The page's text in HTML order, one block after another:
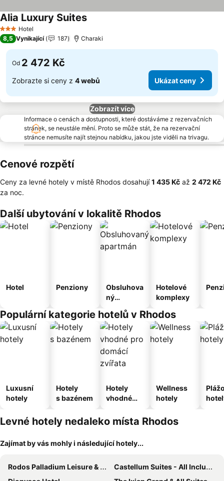
3 Počet hvězdiček
Hotel
Alia Luxury SuitesUkázat ceny
8,5 Vynikající 187 Charaki
Od 2 472 Kč
Zobrazte si ceny z 4 webů Ukázat ceny
Zobrazít více
Informace o cenách a dostupnosti, které dostáváme z rezervačních
stránek, se neustále mění. Proto se může stát, že na rezervační
stránce nemusíte najít stejnou nabídku, jakou jste viděli na trivagu.
Cenové rozpětí
Ceny za levné hotely v místě Rhodos dosahují‎1 435 Kč až ‎2 472 Kč
za noc.
Další ubytování v lokalitě Rhodos
Hotel Penziony
Obsluhova
ný
Hotelové
komplexy
Populární kategorie hotelů v Rhodos
Luxusní
hotely
Hotely
s bazénem
Hotely
vhodné
domácí
zvířata
Wellness
hotely
Levné hotely nedaleko místa Rhodos
Zajímat by vás mohly i následující hotely...
Rodos Palladium Leisure & Wellness
Castellum Suites - All Inclusive